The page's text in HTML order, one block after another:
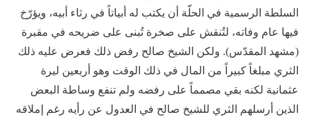
السلطة الرسمية في الحلّة أن يكتب له أبياتاً في رثاء أبيه، ويؤرّخ
فيها عام وفاته، لتُنقش على صخرة تُبنى على ضريحه في مقبرة
(مشهد المقدّس). ولكن الشيخ صالح رفض ذلك فعرض عليه ذلك
الثري مبلغاً كبيراً من المال في ذلك الوقت وهو أربعين ليرة
عثمانية لكنه بقي مصمماً على رفضه ولم تنفع وساطة البعض
الذين أرسلهم الثري للشيخ صالح في العدول عن رأيه رغم إملاقه